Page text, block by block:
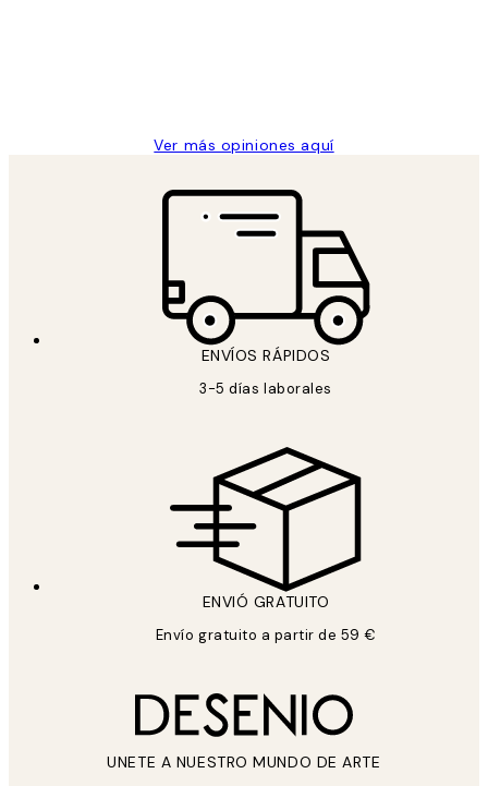
Ver más opiniones aquí
ENVÍOS RÁPIDOS
3-5 días laborales
ENVIÓ GRATUITO
Envío gratuito a partir de 59 €
UNETE A NUESTRO MUNDO DE ARTE